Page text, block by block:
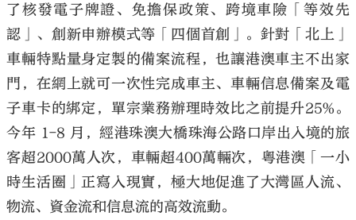
了核發電子牌證、免擔保政策、跨境車險「等效先
認」、創新申辦模式等「四個首創」。針對「北上」
車輛特點量身定製的備案流程，也讓港澳車主不出家
門，在網上就可一次性完成車主、車輛信息備案及電
子車卡的綁定，單宗業務辦理時效比之前提升25%。
今年 1-8 月，經港珠澳大橋珠海公路口岸出入境的旅
客超2000萬人次，車輛超400萬輛次，粵港澳「一小
時生活圈」正寫入現實，極大地促進了大灣區人流、
物流、資金流和信息流的高效流動。